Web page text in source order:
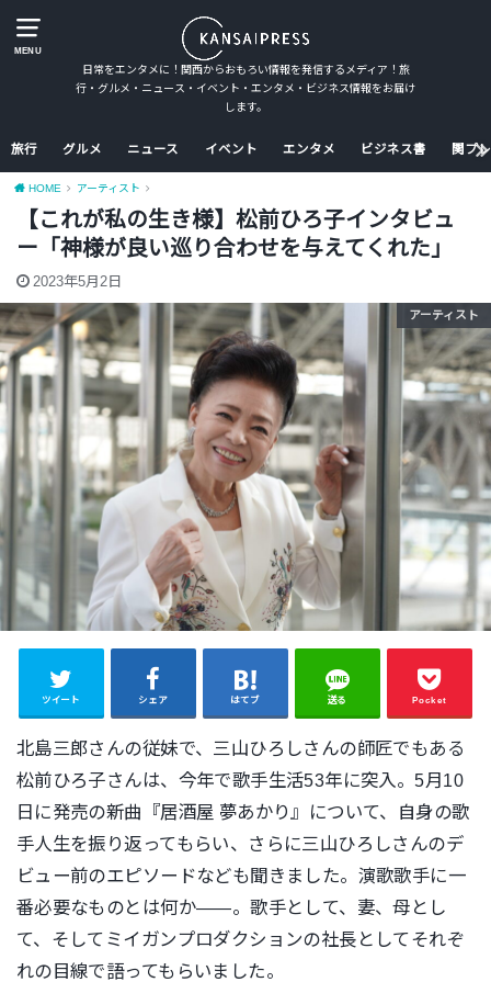
MENU
日常をエンタメに！関西からおもろい情報を発信するメディア！旅
行・グルメ・ニュース・イベント・エンタメ・ビジネス情報をお届け
します。
旅行 グルメ ニュース イベント エンタメ ビジネス書 関プ
HOME アーティスト
【これが私の生き様】松前ひろ子インタビュ
ー「神様が良い巡り合わせを与えてくれた」
2023年5月2日
アーティスト
ツイート シェア はてブ 送る Pocket
北島三郎さんの従妹で、三山ひろしさんの師匠でもある
松前ひろ子さんは、今年で歌手生活53年に突入。5月10
日に発売の新曲『居酒屋 夢あかり』について、自身の歌
手人生を振り返ってもらい、さらに三山ひろしさんのデ
ビュー前のエピソードなども聞きました。 演歌歌手に一
番必要なものとは何か―—。歌手として、妻、母とし
て、そしてミイガンプロダクションの社長としてそれぞ
れの目線で語ってもらいました。